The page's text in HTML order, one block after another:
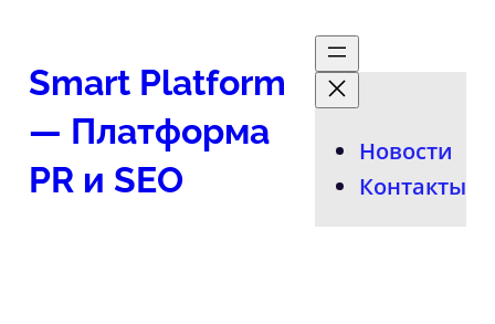
содержимому
Smart Platform
— Платформа
PR и SEO
Новости
Контакты